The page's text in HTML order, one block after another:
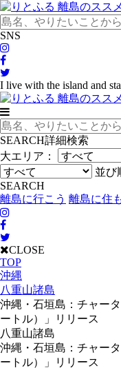
SNS
I live with the island and
SEARCH詳細検索
大エリア：
並び
SEARCH
離島に行こう 離島に住
CLOSE
TOP
沖縄
八重山諸島
沖縄・石垣島：チャー
ートル）」リリース
八重山諸島
沖縄・石垣島：チャー
ートル）」リリース